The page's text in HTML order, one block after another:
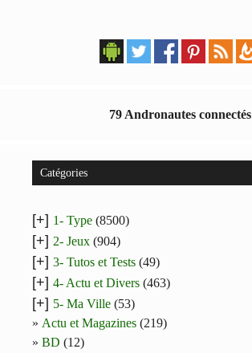
79 Andronautes connectés
Catégories
[+] 1- Type (8500)
[+] 2- Jeux (904)
[+] 3- Tutos et Tests (49)
[+] 4- Actu et Divers (463)
[+] 5- Ma Ville (53)
Actu et Magazines (219)
BD (12)